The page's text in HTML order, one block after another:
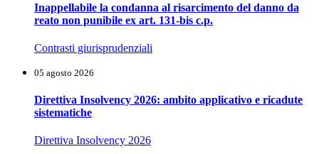
Inappellabile la condanna al risarcimento del danno da
reato non punibile ex art. 131-bis c.p.
Contrasti giurisprudenziali
05 agosto 2026
Direttiva Insolvency 2026: ambito applicativo e ricadute
sistematiche
Direttiva Insolvency 2026